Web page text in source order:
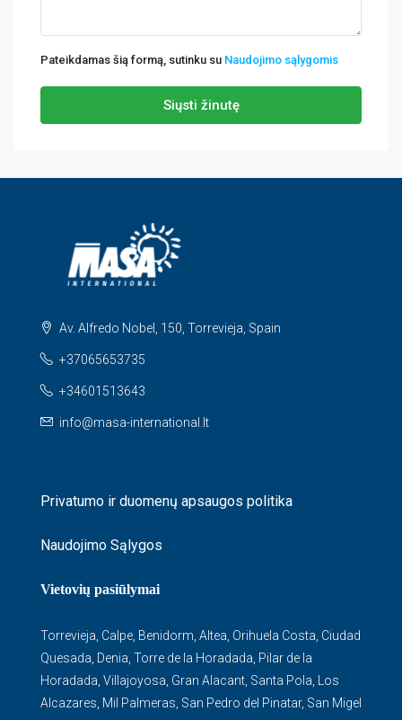
Pateikdamas šią formą, sutinku su Naudojimo sąlygomis
Siųsti žinutę
Av. Alfredo Nobel, 150, Torrevieja, Spain
+37065653735
+34601513643
info@masa-international.lt
Privatumo ir duomenų apsaugos politika
Naudojimo Sąlygos
Vietovių pasiūlymai
Torrevieja Calpe Benidorm Altea Orihuela Costa Ciudad
Quesada Denia Torre de la Horadada Pilar de la
Horadada Villajoyosa Gran Alacant Santa Pola
Los
Alcazares Mil Palmeras San Pedro del Pinatar, San Migel